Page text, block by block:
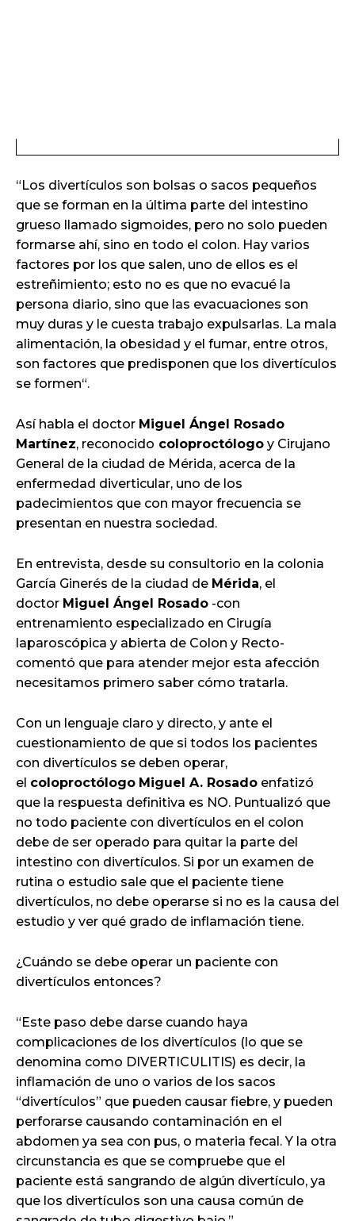
“Los divertículos son bolsas o sacos pequeños
que se forman en la última parte del intestino
grueso llamado sigmoides, pero no solo pueden
formarse ahí, sino en todo el colon. Hay varios
factores por los que salen, uno de ellos es el
estreñimiento; esto no es que no evacué la
persona diario, sino que las evacuaciones son
muy duras y le cuesta trabajo expulsarlas. La mala
alimentación, la obesidad y el fumar, entre otros,
son factores que predisponen que los divertículos
se formen“.
Así habla el doctor Miguel Ángel Rosado
Martínez, reconocido coloproctólogo y Cirujano
General de la ciudad de Mérida, acerca de la
enfermedad diverticular, uno de los
padecimientos que con mayor frecuencia se
presentan en nuestra sociedad.
En entrevista, desde su consultorio en la colonia
García Ginerés de la ciudad de Mérida, el
doctor Miguel Ángel Rosado -con
entrenamiento especializado en Cirugía
laparoscópica y abierta de Colon y Recto-
comentó que para atender mejor esta afección
necesitamos primero saber cómo tratarla.
Con un lenguaje claro y directo, y ante el
cuestionamiento de que si todos los pacientes
con divertículos se deben operar,
el coloproctólogo Miguel A. Rosado enfatizó
que la respuesta definitiva es NO. Puntualizó que
no todo paciente con divertículos en el colon
debe de ser operado para quitar la parte del
intestino con divertículos. Si por un examen de
rutina o estudio sale que el paciente tiene
divertículos, no debe operarse si no es la causa del
estudio y ver qué grado de inflamación tiene.
¿Cuándo se debe operar un paciente con
divertículos entonces?
“Este paso debe darse cuando haya
complicaciones de los divertículos (lo que se
denomina como DIVERTICULITIS) es decir, la
inflamación de uno o varios de los sacos
“divertículos” que pueden causar fiebre, y pueden
perforarse causando contaminación en el
abdomen ya sea con pus, o materia fecal. Y la otra
circunstancia es que se compruebe que el
paciente está sangrando de algún divertículo, ya
que los divertículos son una causa común de